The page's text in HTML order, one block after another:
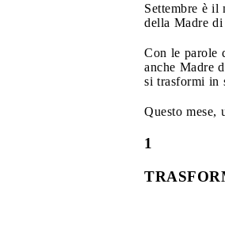
Settembre è il
della Madre
Con le parole
anche Madre
si trasformi in
Questo
1